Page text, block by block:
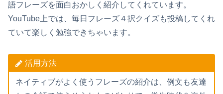
語フレーズを面白おかしく紹介してくれています。
YouTube上では、毎日フレーズ４択クイズも投稿してくれ
ていて楽しく勉強できちゃいます。
活用方法
ネイティブがよく使うフレーズの紹介は、例文も友達